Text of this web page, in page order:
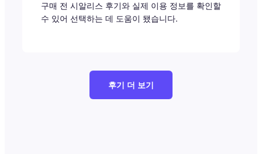
구매 전 시알리스 후기와 실제 이용 정보를 확인할
수 있어 선택하는 데 도움이 됐습니다.
후기 더 보기